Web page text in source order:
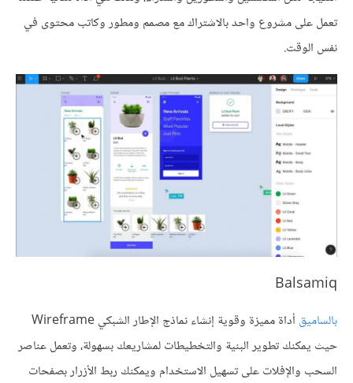
تعمل على مشروع واحد بالاشتراك مع مصمم ومطور وكاتب محتوى في
نفس الوقت.
Balsamiq
بالساميق
أداة مميزة وقوية إنشاء نماذج الإطار الشبكي Wireframe
حيث يمكنك تطوير البنية والتخطيطات لمشاريعك بسهولة، وتعمل عناصر
السحب والإفلات على تسهيل الاستخدام ويمكنك ربط الأزرار بصفحات